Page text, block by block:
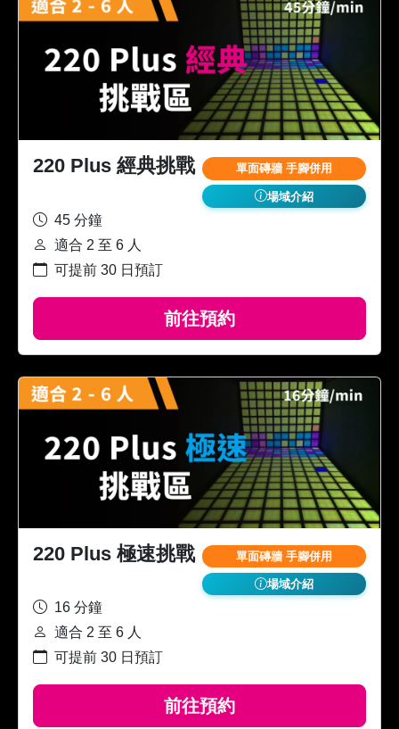
220 Plus 經典挑戰 單面磚牆 手腳併用
場域介紹
45 分鐘
適合 2 至 6 人
可提前 30 日預訂
前往預約
220 Plus 極速挑戰 單面磚牆 手腳併用
場域介紹
16 分鐘
適合 2 至 6 人
可提前 30 日預訂
前往預約